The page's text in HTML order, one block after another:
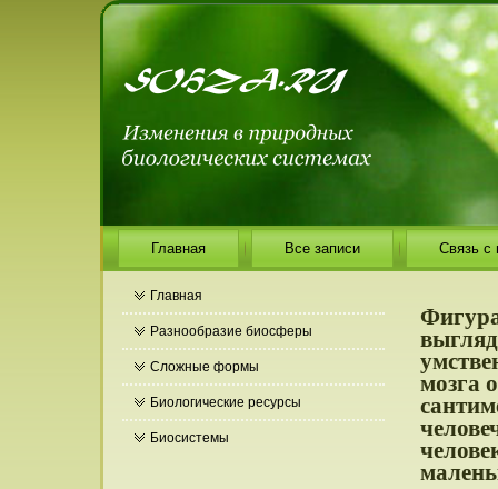
Главная Все записи Связь с
Главная
Разнообразие биосферы
Сложные формы
Биологические ресурсы
Биосистемы
мозга